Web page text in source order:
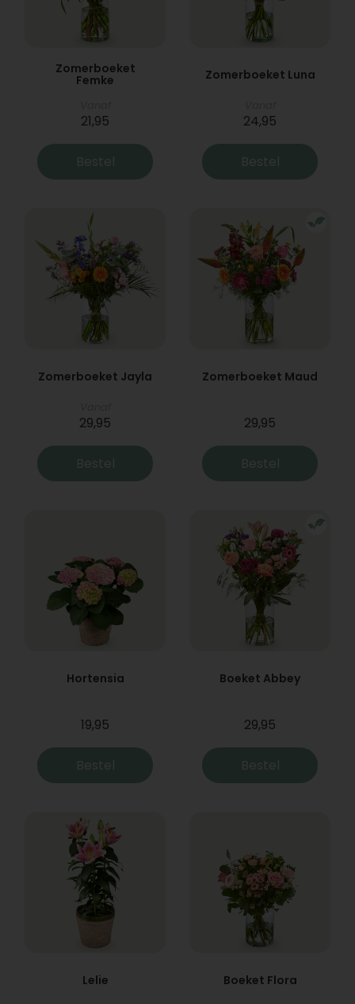
Zomerboeket
Femke
21,95
Bestel
Zomerboeket Luna
24,95
Bestel
Zomerboeket Jayla
29,95
Bestel
Zomerboeket Maud
29,95
Bestel
Hortensia
19,95
Bestel
Boeket Abbey
29,95
Bestel
Lelie Boeket Flora